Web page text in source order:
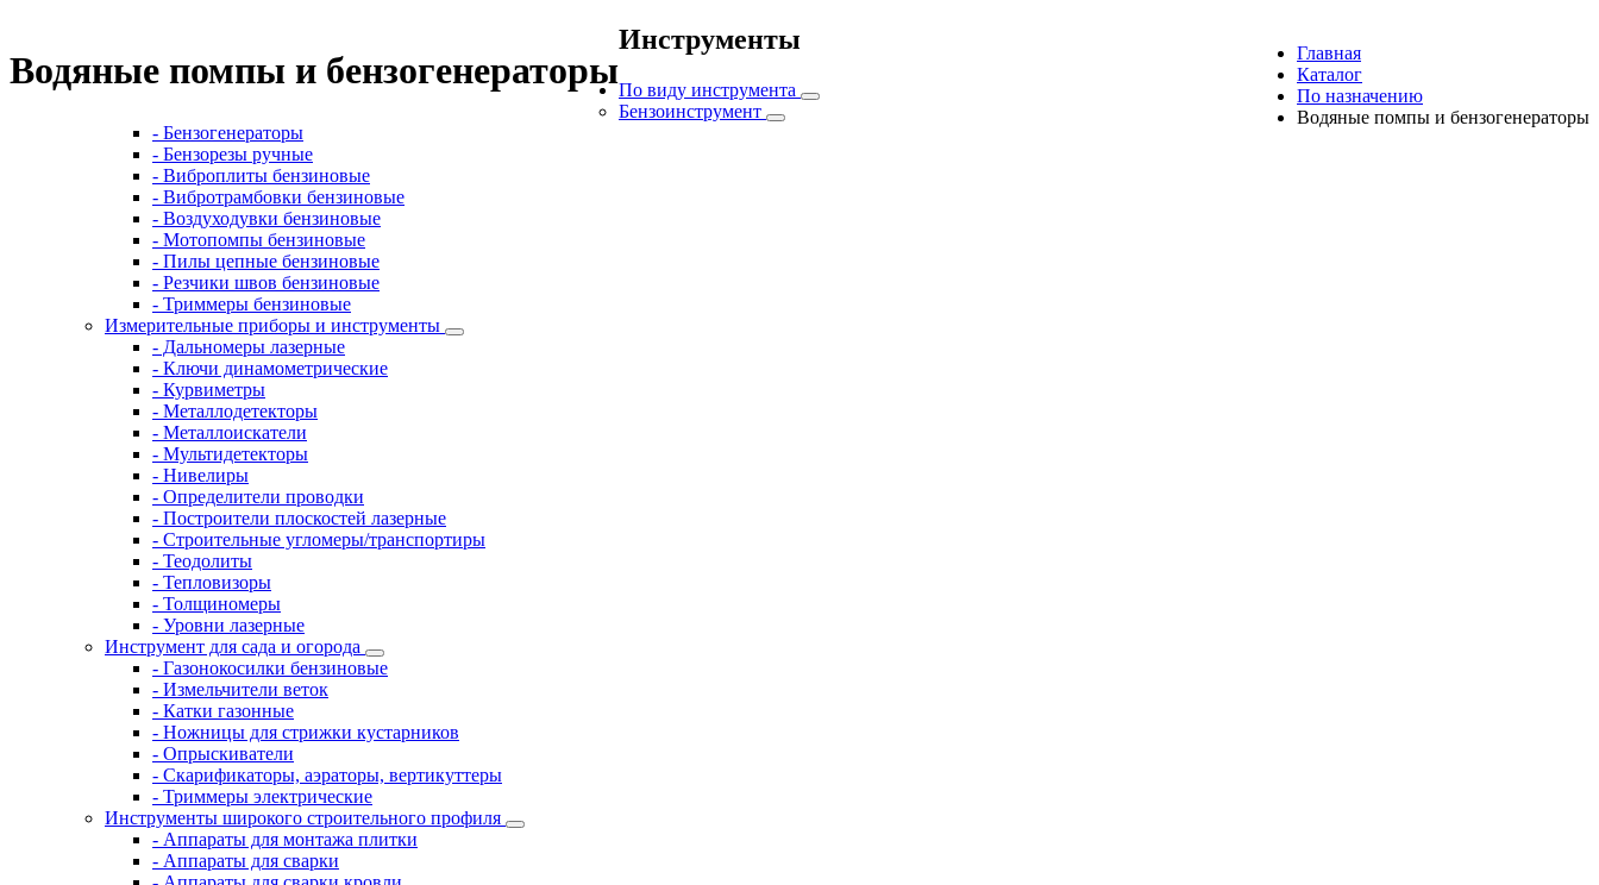
Водяные помпы и бензогенераторы
Главная
Каталог
По назначению
Водяные помпы и бензогенераторы
Инструменты
По виду инструмента
Бензоинструмент
- Бензогенераторы
- Бензорезы ручные
- Виброплиты бензиновые
- Вибротрамбовки бензиновые
- Воздуходувки бензиновые
- Мотопомпы бензиновые
- Пилы цепные бензиновые
- Резчики швов бензиновые
- Триммеры бензиновые
Измерительные приборы и инструменты
- Дальномеры лазерные
- Ключи динамометрические
- Курвиметры
- Металлодетекторы
- Металлоискатели
- Мультидетекторы
- Нивелиры
- Определители проводки
- Построители плоскостей лазерные
- Строительные угломеры/транспортиры
- Теодолиты
- Тепловизоры
- Толщиномеры
- Уровни лазерные
Инструмент для сада и огорода
- Газонокосилки бензиновые
- Измельчители веток
- Катки газонные
- Ножницы для стрижки кустарников
- Опрыскиватели
- Скарификаторы, аэраторы, вертикуттеры
- Триммеры электрические
Инструменты широкого строительного профиля
- Аппараты для монтажа плитки
- Аппараты для сварки